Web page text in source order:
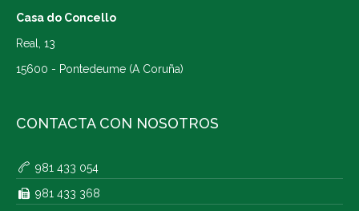
Casa do Concello
Real, 13
15600 - Pontedeume (A Coruña)
CONTACTA CON NOSOTROS
981 433 054
981 433 368